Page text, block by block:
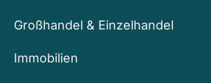
Großhandel & Einzelhandel
Immobilien